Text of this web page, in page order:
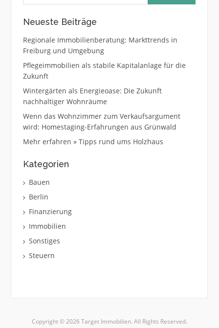
Neueste Beiträge
Regionale Immobilienberatung: Markttrends in
Freiburg und Umgebung
Pflegeimmobilien als stabile Kapitalanlage für die
Zukunft
Wintergärten als Energieoase: Die Zukunft
nachhaltiger Wohnräume
Wenn das Wohnzimmer zum Verkaufsargument
wird: Homestaging-Erfahrungen aus Grünwald
Mehr erfahren » Tipps rund ums Holzhaus
Kategorien
Bauen
Berlin
Finanzierung
Immobilien
Sonstiges
Steuern
Copyright © 2026 Target Immobilien. All Rights Reserved.